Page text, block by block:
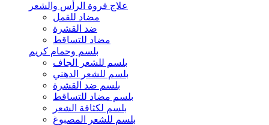
علاج فروة الرأس والشعر
مضاد للقمل
ضد القشرة
مضاد للتساقط
بلسم وحمام كريم
بلسم للشعر الجاف
بلسم للشعر الدهني
بلسم ضد القشرة
بلسم مضاد للتساقط
بلسم لكثافة الشعر
بلسم للشعر المصبوغ